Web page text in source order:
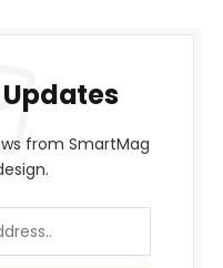
from SmartMag